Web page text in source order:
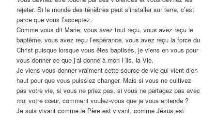
rejeter. Si le monde des ténèbres peut s’installer sur terre, c’est
parce que vous l’acceptez.
Comme vous dit Marie, vous avez tout reçu, vous avez reçu le
baptême, vous avez reçu l’espérance, vous avez reçu la force du
Christ puisque lorsque vous êtes baptisés, je viens en vous pour
vous donner ce que j’ai donné à mon Fils, la Vie.
Je viens vous donner vraiment cette source de vie qui vient d’en
haut pour que vous puissiez changer. Mais si vous ne cultivez
pas votre vie, si vous ne priez pas, si vous ne partagez pas avec
moi votre cœur, comment voulez-vous que je vous entende ?
Je suis vivant comme le Père est vivant, comme Jésus est